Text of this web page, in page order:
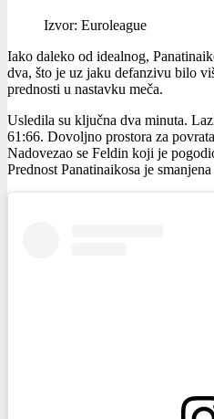
Izvor: Euroleague
Iako daleko od idealnog,
dva, što je uz jaku defanzivu bilo
prednosti u nastavku meča.
Usledila su ključna dva minuta.
61:66. Dovoljno prostora za
Nadovezao se Feldin koji je
Prednost Panatinaikosa je